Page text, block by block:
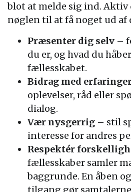
blot at melde sig ind. Aktiv
nøglen til at få noget ud af
Præsenter dig selv –
du er, og hvad du
fællesskabet.
Bidrag med
oplevelser, råd eller
dialog.
Vær nysgerrig – stil
interesse for andres
Respektér
fællesskaber samler
baggrunde. En åben